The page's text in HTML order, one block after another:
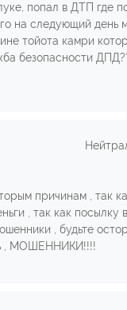
попал в ДТП где
на следующий день
тойота камри
безопасности
причинам , так
, так как посылку
, будьте
, МОШЕННИКИ!!!!